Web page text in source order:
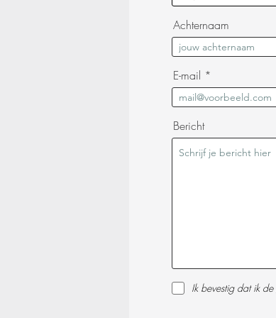
Achternaam
E-mail
Bericht
Ik bevestig dat ik de